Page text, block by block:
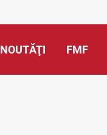
NOUTĂŢI FMF